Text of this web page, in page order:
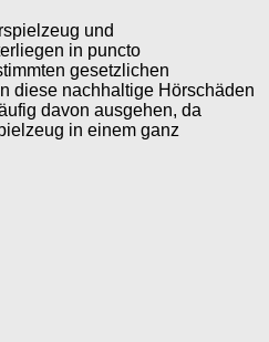
und
in puncto
gesetzlichen
diese nachhaltige Hörschäden
davon ausgehen, da
in einem ganz